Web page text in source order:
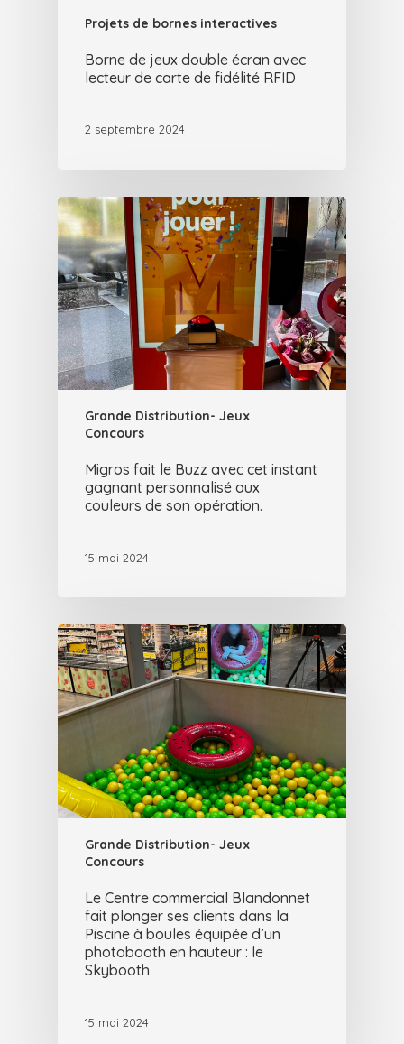
Projets de bornes interactives
Borne de jeux double écran avec
lecteur de carte de fidélité RFID
2 septembre 2024
Grande Distribution- Jeux
Concours
Migros fait le Buzz avec cet instant
gagnant personnalisé aux
couleurs de son opération.
15 mai 2024
Grande Distribution- Jeux
Concours
Le Centre commercial Blandonnet
fait plonger ses clients dans la
Piscine à boules équipée d’un
photobooth en hauteur : le
Skybooth
15 mai 2024